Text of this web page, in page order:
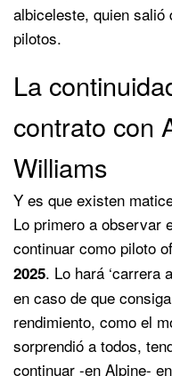
albiceleste, quien salió
pilotos.
La
contrato con
Williams
Y es que existen
Lo primero a observar
continuar como piloto
2025. Lo hará ‘carrera
en caso de que
rendimiento, como el
sorprendió a todos,
continuar -en Alpine-